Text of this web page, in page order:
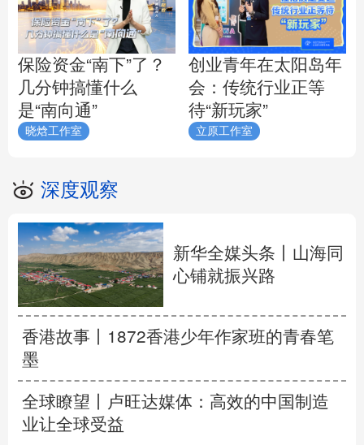
保险资金“南下”了？
几分钟搞懂什么
是“南向通”
晓焓工作室
创业青年在太阳岛年
会：传统行业正等
待“新玩家”
立原工作室
深度观察
新华全媒头条丨 山海同
心铺就振兴路
香港故事丨
1872香港少年作家班的青春笔
墨
全球瞭望丨卢旺达媒体：高效的中国制造
业让全球受益